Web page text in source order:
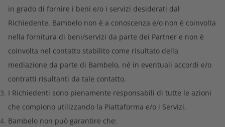
in grado di fornire i beni e/o i servizi desiderati dal
Richiedente. Bambelo non è a conoscenza e/o non è coinvolta
nella fornitura di beni/servizi da parte dei Partner e non è
coinvolta nel contatto stabilito come risultato della
mediazione da parte di Bambelo, né in eventuali accordi e/o
contratti risultanti da tale contatto.
I Richiedenti sono pienamente responsabili di tutte le azioni
che compiono utilizzando la Piattaforma e/o i Servizi.
Bambelo non può garantire che: